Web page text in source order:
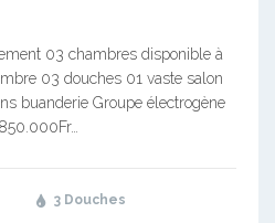
03 chambres disponible à
03 douches 01 vaste salon
buanderie Groupe électrogène
3 Douches